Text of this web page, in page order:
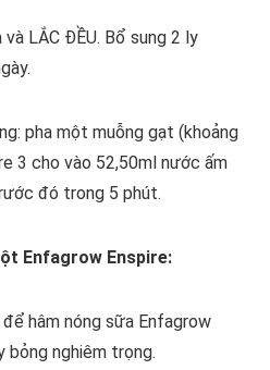
LẮC ĐỀU. Bổ sung 2 ly
pha một muỗng gạt (khoảng
3 cho vào 52,50ml nước ấm
đó trong 5 phút.
Enfagrow Enspire:
hâm nóng sữa Enfagrow
bỏng nghiêm trọng.